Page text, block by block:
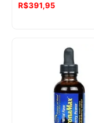
R$391,95